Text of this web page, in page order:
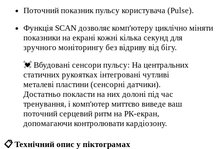
Поточний показник пульсу користувача (Pulse).
Функція SCAN дозволяє комп'ютеру циклічно міняти
показники на екрані кожні кілька секунд для
зручного моніторингу без відриву від бігу.
💓 Вбудовані сенсори пульсу: На центральних
статичних рукоятках інтегровані чутливі
металеві пластини (сенсорні датчики).
Достатньо покласти на них долоні під час
тренування, і комп'ютер миттєво виведе ваш
поточний серцевий ритм на РК-екран,
допомагаючи контролювати кардіозону.
📋 Технічний опис у піктограмах